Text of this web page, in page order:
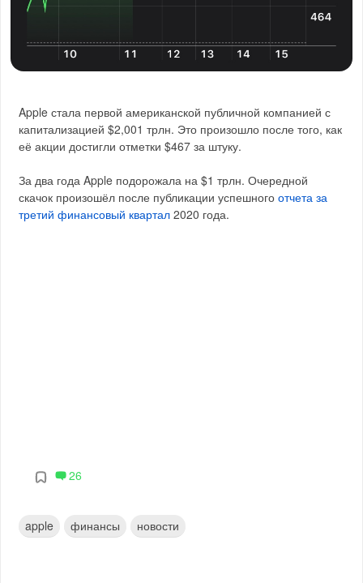
Apple стала первой американской публичной компанией с
капитализацией $2,001 трлн. Это произошло после того, как
её акции достигли отметки $467 за штуку.
За два года Apple подорожала на $1 трлн. Очередной
скачок произошёл после публикации успешногоотчета за
третий финансовый квартал 2020 года.
26
apple финансы новости